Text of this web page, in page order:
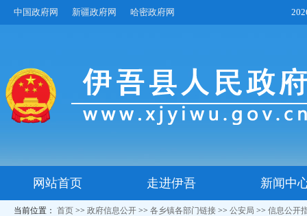
中国政府网 新疆政府网 哈密政府网
网站首页 走进伊吾 新闻中
当前位置： 首页 >> 政府信息公开 >> 各乡镇各部门链接 >> 公安局 >> 信息公开